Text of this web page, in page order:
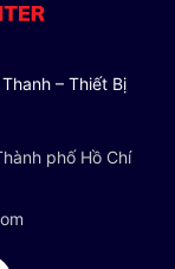
– Thiết Bị
phố Hồ Chí